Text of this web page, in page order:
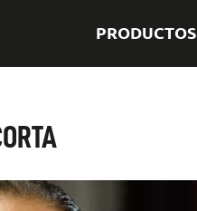
PRODUCTOS